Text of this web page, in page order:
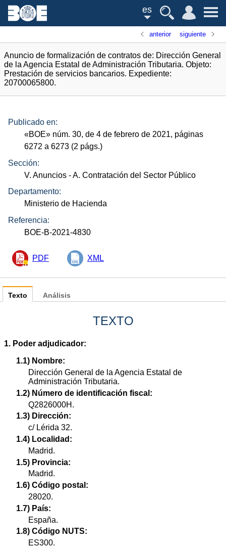
es
anterior siguiente
Anuncio de formalización de contratos de: Dirección General
de la Agencia Estatal de Administración Tributaria. Objeto:
Prestación de servicios bancarios. Expediente:
20700065800.
Publicado en:
«BOE» núm. 30, de 4 de febrero de 2021, páginas
6272 a 6273 (2 págs.)
Sección:
V. Anuncios - A. Contratación del Sector Público
Departamento:
Ministerio de Hacienda
Referencia:
BOE-B-2021-4830
PDF XML
Texto
TEXTO
1. Poder adjudicador:
1.1) Nombre:
Dirección General de la Agencia Estatal de
Administración Tributaria.
1.2) Número de identificación fiscal:
Q2826000H.
1.3) Dirección:
c/ Lérida 32.
1.4) Localidad:
Madrid.
1.5) Provincia:
Madrid.
1.6) Código postal:
28020.
1.7) País:
España.
1.8) Código NUTS:
ES300.
Análisis